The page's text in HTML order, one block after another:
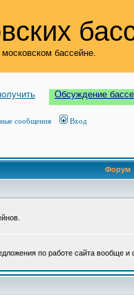
бассейне.
Обсуждение
сообщения Вход
Форум
по работе сайта вообще и